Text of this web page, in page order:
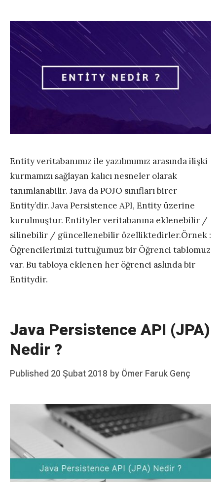
Entity veritabanımız ile yazılımımız arasında ilişki
kurmamızı sağlayan kalıcı nesneler olarak
tanımlanabilir. Java da POJO sınıfları birer
Entity’dir. Java Persistence API, Entity üzerine
kurulmuştur. Entityler veritabanına eklenebilir /
silinebilir / güncellenebilir özelliktedirler.Örnek :
Öğrencilerimizi tuttuğumuz bir Öğrenci tablomuz
var. Bu tabloya eklenen her öğrenci aslında bir
Entitydir.
Java Persistence API (JPA)
Nedir ?
Posted
Published 20 Şubat 2018 byÖmer Faruk Genç